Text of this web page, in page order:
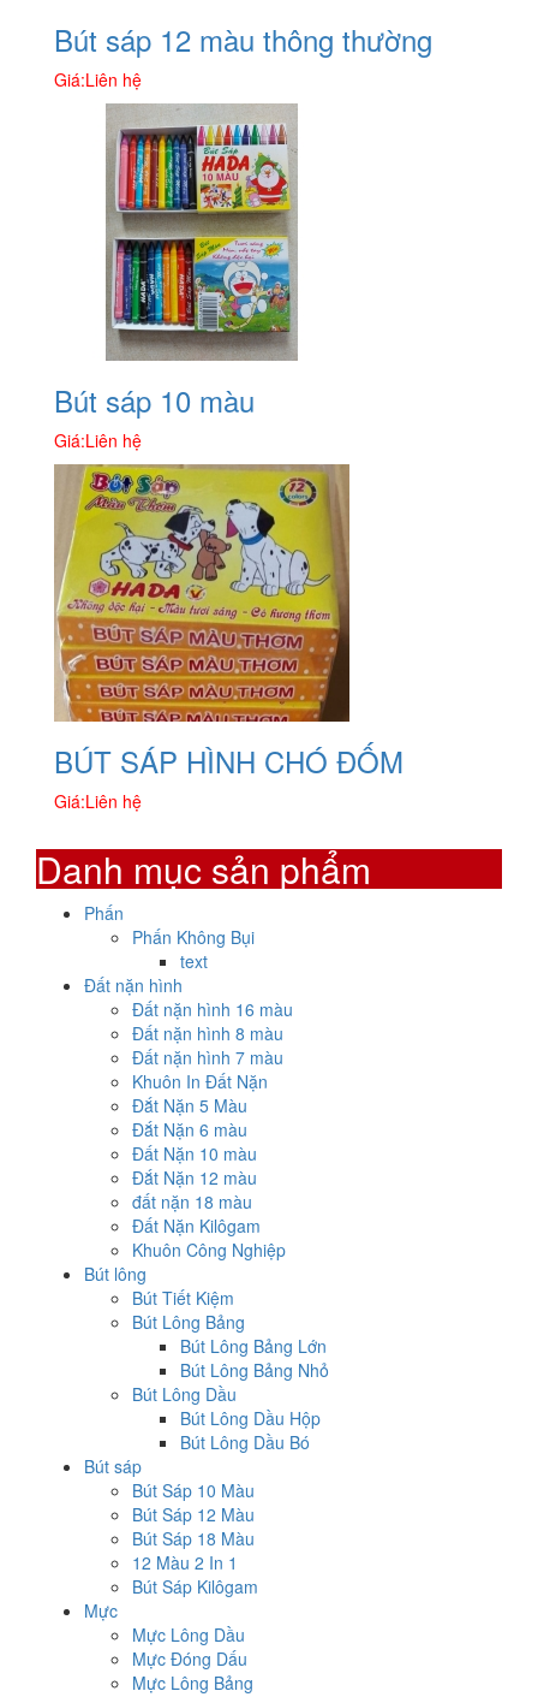
Bút sáp 12 màu thông thường
Giá:Liên hệ
Bút sáp 10 màu
Giá:Liên hệ
BÚT SÁP HÌNH CHÓ ĐỐM
Giá:Liên hệ
Danh mục sản phẩm
Phấn
Phấn Không Bụi
text
Đất nặn hình
Đất nặn hình 16 màu
Đất nặn hình 8 màu
Đất nặn hình 7 màu
Khuôn In Đất Nặn
Đắt Nặn 5 Màu
Đắt Nặn 6 màu
Đất Nặn 10 màu
Đắt Nặn 12 màu
đất nặn 18 màu
Đất Nặn Kilôgam
Khuôn Công Nghiệp
Bút lông
Bút Tiết Kiệm
Bút Lông Bảng
Bút Lông Bảng Lớn
Bút Lông Bảng Nhỏ
Bút Lông Dầu
Bút Lông Dầu Hộp
Bút Lông Dầu Bó
Bút sáp
Bút Sáp 10 Màu
Bút Sáp 12 Màu
Bút Sáp 18 Màu
12 Màu 2 In 1
Bút Sáp Kilôgam
Mực
Mực Lông Dầu
Mực Đóng Dấu
Mực Lông Bảng